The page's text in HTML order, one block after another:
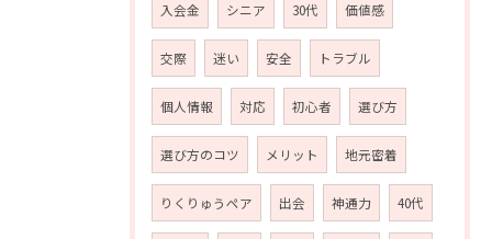
入会金 シニア 30代 価値感
交際 迷い 安全 トラブル
個人情報 対応 初心者 選び方
選び方のコツ メリット 地元密着
りくりゅうペア 出会 神通力 40代